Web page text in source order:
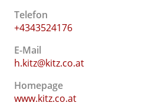
Telefon
+4343524176
E-Mail
h.kitz@kitz.co.at
Homepage
www.kitz.co.at